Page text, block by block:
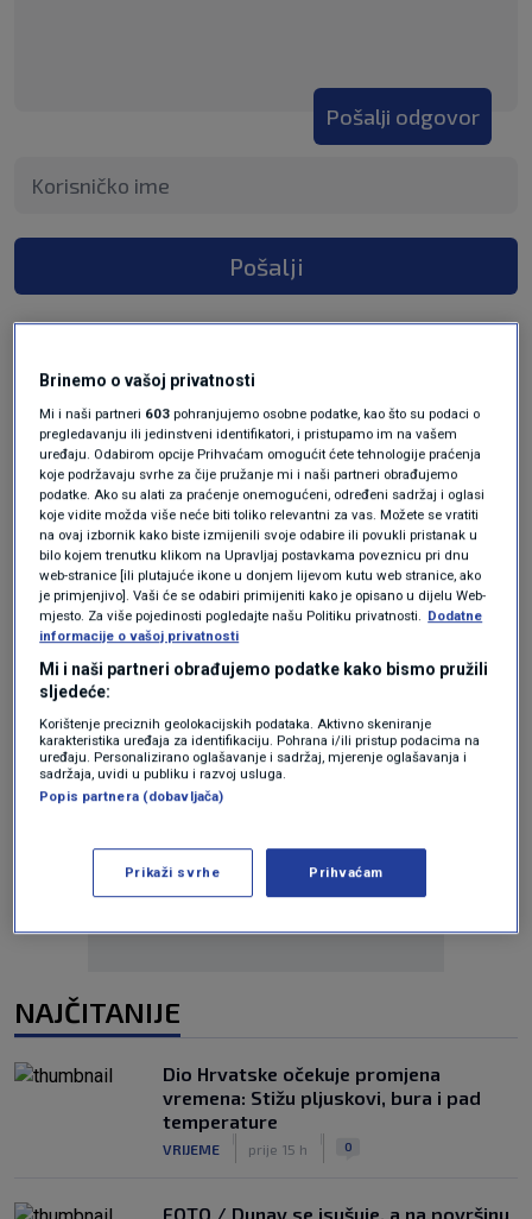
Pošalji odgovor
Pošalji
Oglas
NAJČITANIJE
Dio Hrvatske očekuje promjena
vremena: Stižu pljuskovi, bura i pad
temperature
VRIJEME prije 15 h 0
FOTO / Dunav se isušuje, a na površinu
Brinemo o vašoj privatnosti
Mi i naši partneri 603 pohranjujemo osobne podatke, kao što su podaci o
pregledavanju ili jedinstveni identifikatori, i pristupamo im na vašem
uređaju. Odabirom opcije Prihvaćam omogućit ćete tehnologije praćenja
koje podržavaju svrhe za čije pružanje mi i naši partneri obrađujemo
podatke. Ako su alati za praćenje onemogućeni, određeni sadržaj i oglasi
koje vidite možda više neće biti toliko relevantni za vas. Možete se vratiti
na ovaj izbornik kako biste izmijenili svoje odabire ili povukli pristanak u
bilo kojem trenutku klikom na Upravljaj postavkama poveznicu pri dnu
web-stranice [ili plutajuće ikone u donjem lijevom kutu web stranice, ako
je primjenjivo]. Vaši će se odabiri primijeniti kako je opisano u dijelu Web-
mjesto. Za više pojedinosti pogledajte našu Politiku privatnosti. Dodatne
informacije o vašoj privatnosti
Mi i naši partneri obrađujemo podatke kako bismo pružili
sljedeće:
Korištenje preciznih geolokacijskih podataka. Aktivno skeniranje
karakteristika uređaja za identifikaciju. Pohrana i/ili pristup podacima na
uređaju. Personalizirano oglašavanje i sadržaj, mjerenje oglašavanja i
sadržaja, uvidi u publiku i razvoj usluga.
Popis partnera (dobavljača)
Prikaži svrhe Prihvaćam